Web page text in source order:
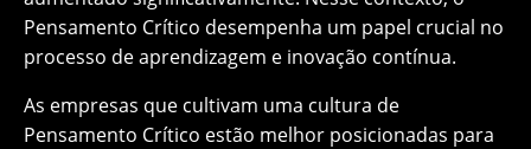
Pensamento Crítico desempenha um papel crucial no
processo de aprendizagem e inovação contínua.
As empresas que cultivam uma cultura de
Pensamento Crítico estão melhor posicionadas para